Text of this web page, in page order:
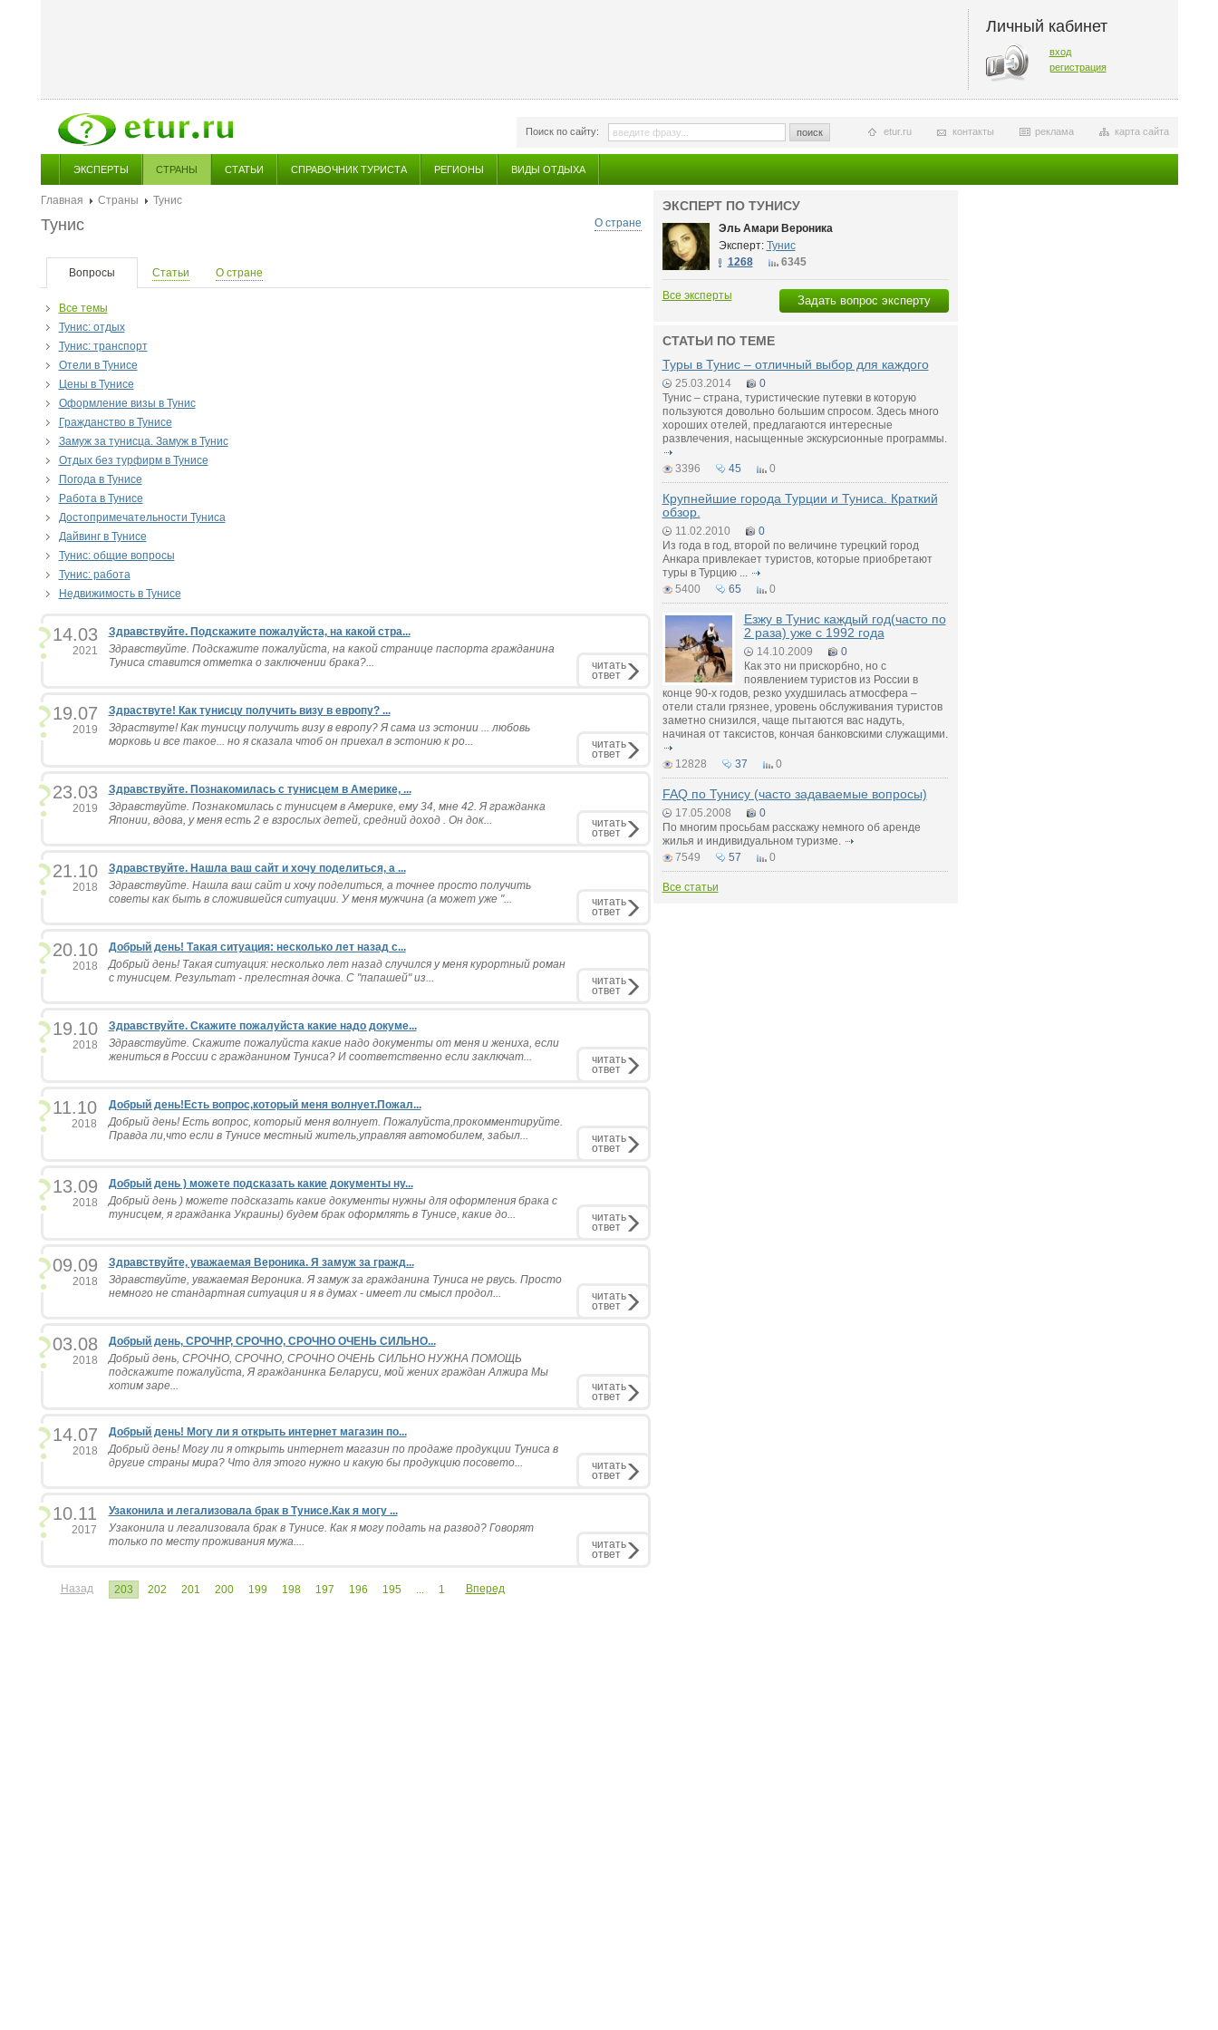
Личный кабинет
вход
регистрация
Поиск по сайту: поиск карта сайта
реклама
контакты
etur.ru
ЭКСПЕРТЫ СТРАНЫ СТАТЬИ СПРАВОЧНИК ТУРИСТА РЕГИОНЫ ВИДЫ ОТДЫХА
Главная Страны
Тунис
О стране
Тунис
Вопросы Статьи О стране
Все темы
Тунис: отдых
Тунис: транспорт
Отели в Тунисе
Цены в Тунисе
Оформление визы в Тунис
Гражданство в Тунисе
Замуж за тунисца. Замуж в Тунис
Отдых без турфирм в Тунисе
Погода в Тунисе
Работа в Тунисе
Достопримечательности Туниса
Дайвинг в Тунисе
Тунис: общие вопросы
Тунис: работа
Недвижимость в Тунисе
14.03
2021
Здравствуйте. Подскажите пожалуйста, на какой стра...
Здравствуйте. Подскажите пожалуйста, на какой странице паспорта гражданина
Туниса ставится отметка о заключении брака?...
читать
ответ
19.07
2019
Здраствуте! Как тунисцу получить визу в европу? ...
Здраствуте! Как тунисцу получить визу в европу? Я сама из эстонии ... любовь
морковь и все такое... но я сказала чтоб он приехал в эстонию к ро...
читать
ответ
23.03
2019
Здравствуйте. Познакомилась с тунисцем в Америке, ...
Здравствуйте. Познакомилась с тунисцем в Америке, ему 34, мне 42. Я гражданка
Японии, вдова, у меня есть 2 е взрослых детей, средний доход . Он док...
читать
ответ
21.10
2018
Здравствуйте. Нашла ваш сайт и хочу поделиться, а ...
Здравствуйте. Нашла ваш сайт и хочу поделиться, а точнее просто получить
советы как быть в сложившейся ситуации. У меня мужчина (а может уже "...
читать
ответ
20.10
2018
Добрый день! Такая ситуация: несколько лет назад с...
Добрый день! Такая ситуация: несколько лет назад случился у меня курортный роман
с тунисцем. Результат - прелестная дочка. С "папашей" из...
читать
ответ
19.10
2018
Здравствуйте. Скажите пожалуйста какие надо докуме...
Здравствуйте. Скажите пожалуйста какие надо документы от меня и жениха, если
жениться в России с гражданином Туниса? И соответственно если заключат...
читать
ответ
11.10
2018
Добрый день!Есть вопрос,который меня волнует.Пожал...
Добрый день! Есть вопрос, который меня волнует. Пожалуйста,прокомментируйте.
Правда ли,что если в Тунисе местный житель,управляя автомобилем, забыл...
читать
ответ
13.09
2018
Добрый день ) можете подсказать какие документы ну...
Добрый день ) можете подсказать какие документы нужны для оформления брака с
тунисцем, я гражданка Украины) будем брак оформлять в Тунисе, какие до...
читать
ответ
09.09
2018
Здравствуйте, уважаемая Вероника. Я замуж за гражд...
Здравствуйте, уважаемая Вероника. Я замуж за гражданина Туниса не рвусь. Просто
немного не стандартная ситуация и я в думах - имеет ли смысл продол...
читать
ответ
03.08
2018
Добрый день, СРОЧНР, СРОЧНО, СРОЧНО ОЧЕНЬ СИЛЬНО...
Добрый день, СРОЧНО, СРОЧНО, СРОЧНО ОЧЕНЬ СИЛЬНО НУЖНА ПОМОЩЬ
подскажите пожалуйста, Я гражданинка Беларуси, мой жених граждан Алжира Мы
хотим заре...
читать
ответ
14.07
2018
Добрый день! Могу ли я открыть интернет магазин по...
Добрый день! Могу ли я открыть интернет магазин по продаже продукции Туниса в
другие страны мира? Что для этого нужно и какую бы продукцию посовето...
читать
ответ
10.11
2017
Узаконила и легализовала брак в Тунисе.Как я могу ...
Узаконила и легализовала брак в Тунисе. Как я могу подать на развод? Говорят
только по месту проживания мужа....
читать
ответ
Назад 203 202 201 200 199 198 197 196 195 ... 1 Вперед
ЭКСПЕРТ ПО ТУНИСУ
Эль Амари Вероника
Эксперт: Тунис
1268
6345
Задать вопрос эксперту
Все эксперты
СТАТЬИ ПО ТЕМЕ
Туры в Тунис – отличный выбор для каждого
25.03.2014
0
Тунис – страна, туристические путевки в которую
пользуются довольно большим спросом. Здесь много
хороших отелей, предлагаются интересные
развлечения, насыщенные экскурсионные программы.
3396 45 0
Крупнейшие города Турции и Туниса. Краткий
обзор.
11.02.2010
0
Из года в год, второй по величине турецкий город
Анкара привлекает туристов, которые приобретают
туры в Турцию ...
5400
65 0
Езжу в Тунис каждый год(часто по
2 раза) уже с 1992 года
14.10.2009
0
Как это ни прискорбно, но с
появлением туристов из России в
конце 90-х годов, резко ухудшилась атмосфера –
отели стали грязнее, уровень обслуживания туристов
заметно снизился, чаще пытаются вас надуть,
начиная от таксистов, кончая банковскими служащими.
12828 37 0
FAQ по Тунису (часто задаваемые вопросы)
17.05.2008
0
По многим просьбам расскажу немного об аренде
жилья и индивидуальном туризме.
7549
57 0
Все статьи